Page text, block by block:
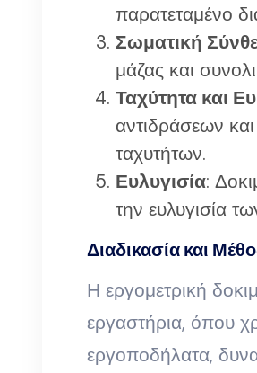
παρατεταμένο
Σωματική
μάζας και
Ταχύτητα και
αντιδράσεων
ταχυτήτων.
Ευλυγισία:
την ευλυγισία
Διαδικασία και
Η εργομετρική
εργαστήρια, όπου
εργοποδήλατα,